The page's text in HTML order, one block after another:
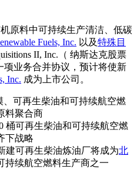
原料中可持续生产清洁、低碳
Fuels, Inc. 以及特殊目
II, Inc.（ 纳斯达克股票
业务合并协议，预计将使新
Inc. 成为上市公司。
可再生柴油和可持续航空燃
料聚合商
桶可再生柴油和可持续航空燃
下战略
建可再生柴油炼油厂将成为北
持续航空燃料生产商之一